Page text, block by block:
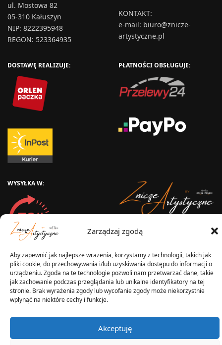
Zarządzaj zgodą
Aby zapewnić jak najlepsze wrażenia, korzystamy z technologii, takich jak
pliki cookie, do przechowywania i/lub uzyskiwania dostępu do informacji o
urządzeniu. Zgoda na te technologie pozwoli nam przetwarzać dane, takie
jak zachowanie podczas przeglądania lub unikalne identyfikatory na tej
stronie. Brak wyrażenia zgody lub wycofanie zgody może niekorzystnie
wpłynąć na niektóre cechy i funkcje.
Akceptuję
ul. Mostowa 82
05-310 Kałuszyn
NIP: 8222395948
REGON: 523364935
KONTAKT:
e-mail: biuro@znicze-
artystyczne.pl
DOSTAWĘ REALIZUJE: PŁATNOŚCI OBSŁUGUJE:
WYSYŁKA W:
2025 © Znicz Polski -
Wszelkie prawa zastrzeżone